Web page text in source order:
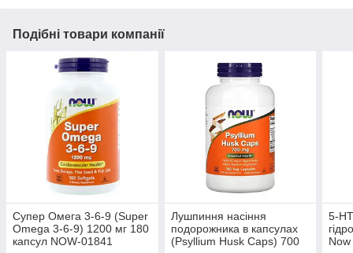
Подібні товари компанії
Супер Омега 3-6-9 (Super
Omega 3-6-9) 1200 мг 180
капсул NOW-01841
Лушпиння насіння
подорожника в капсулах
(Psyllium Husk Caps) 700
5-